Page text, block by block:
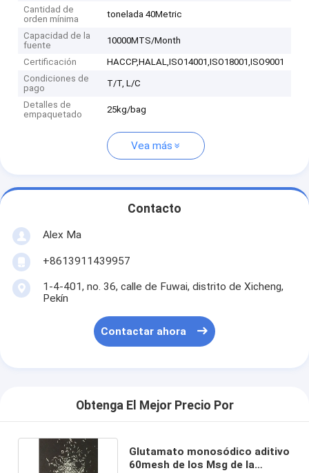
Cantidad de
orden mínima
tonelada 40Metric
Capacidad de la
fuente
10000MTS/Month
Certificación
HACCP,HALAL,ISO14001,ISO18001,ISO9001
Condiciones de
pago
T/T, L/C
Detalles de
empaquetado
25kg/bag
Vea más
Contacto
Alex Ma
+8613911439957
1-4-401, no. 36, calle de Fuwai, distrito de Xicheng,
Pekín
Contactar ahora
Obtenga El Mejor Precio Por
Glutamato monosódico aditivo
60mesh de los Msg de la